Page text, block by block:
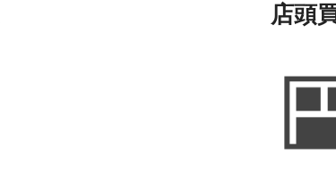
店頭